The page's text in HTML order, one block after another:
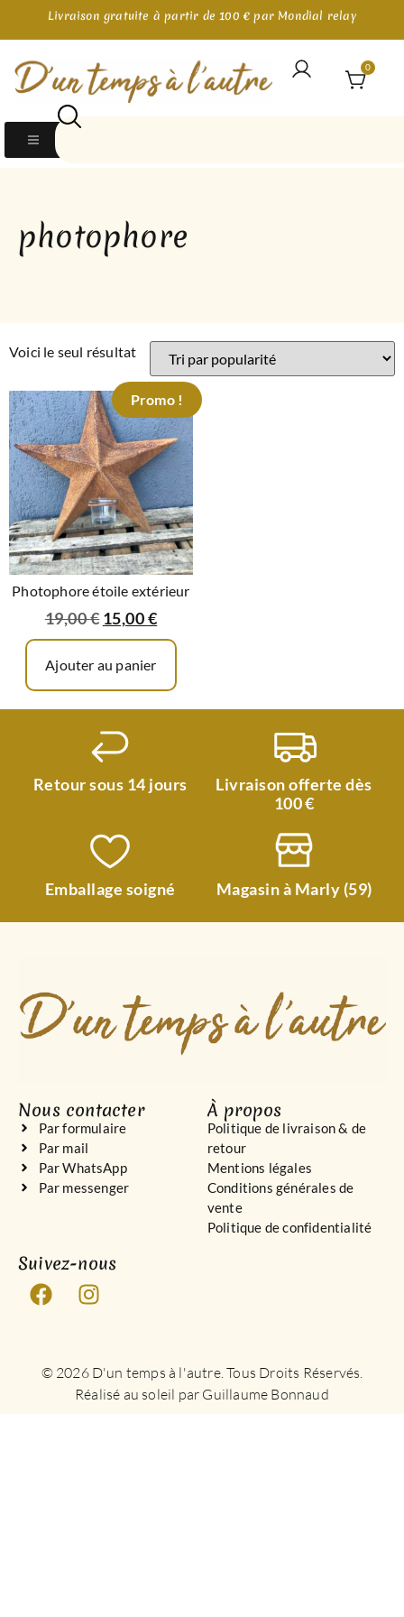
Livraison gratuite à partir de 100 € par Mondial relay
0
photophore
Voici le seul résultat
Promo !
Photophore étoile extérieur
19,00€ 15,00€
Ajouter au panier
Retour sous 14 jours
Livraison offerte dès
100 €
Emballage soigné Magasin à Marly (59)
Nous contacter
Par formulaire
Par mail
Par WhatsApp
Par messenger
À propos
Politique de livraison & de
retour
Mentions légales
Conditions générales de
vente
Politique de confidentialité
Suivez-nous
© 2026 D'un temps à l'autre. Tous Droits Réservés.
Réalisé au soleil par Guillaume Bonnaud